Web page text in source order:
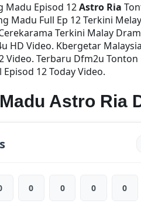
Madu Episod 12Astro Ria
Madu Full Ep 12 Terkini
Terkini Malay
HD Video. Kbergetar
Video. Terbaru Dfm2u
12 Today Video.
Astro Ria
0 0 0 0